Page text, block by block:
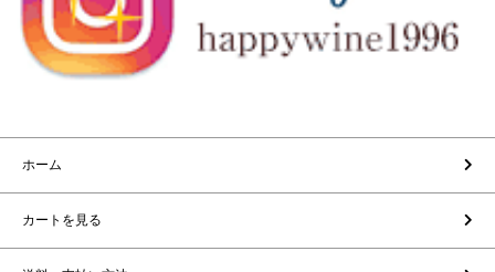
ホーム
カートを見る